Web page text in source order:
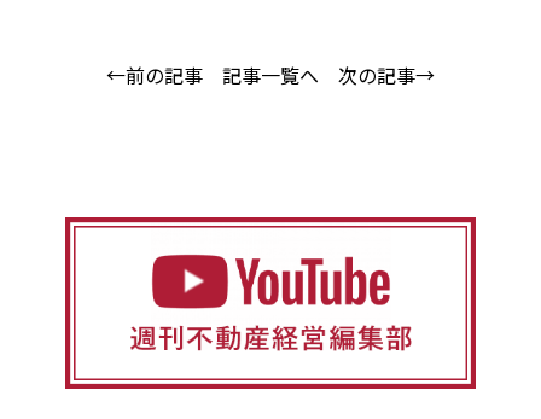
←前の記事 記事一覧へ 次の記事→